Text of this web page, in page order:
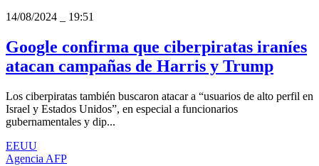
14/08/2024
19:51
Google confirma que ciberpiratas iraníes
atacan campañas de Harris y Trump
Los ciberpiratas también buscaron atacar a “usuarios de alto perfil en
Israel y Estados Unidos”, en especial a funcionarios
gubernamentales y dip...
EEUU
Agencia AFP